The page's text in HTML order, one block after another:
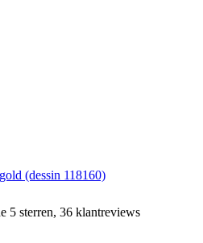
(dessin 118160)
5 sterren, 36 klantreviews